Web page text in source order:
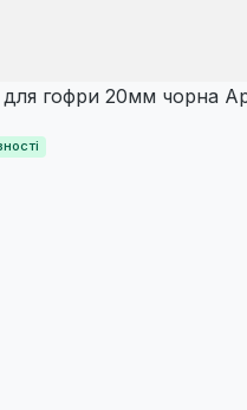
галерею зображень